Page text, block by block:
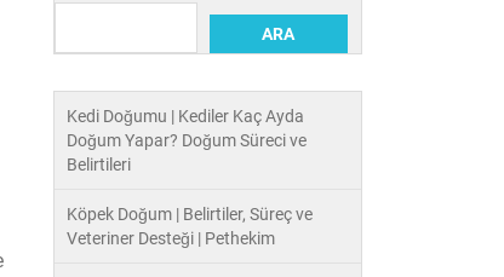
ARA
Kedi Doğumu | Kediler Kaç Ayda
Doğum Yapar? Doğum Süreci ve
Belirtileri
Köpek Doğum | Belirtiler, Süreç ve
Veteriner Desteği | Pethekim